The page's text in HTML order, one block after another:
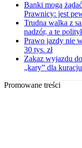
Banki mogą
Prawnicy: jest
Trudna walka z
nadzór, a te
Prawo jazdy nie
30 tys. zł
Zakaz wyjazdu
„kary” dla
Promowane treści